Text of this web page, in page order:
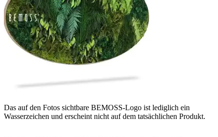
Das auf den Fotos sichtbare BEMOSS-Logo ist lediglich ein
Wasserzeichen und erscheint nicht auf dem tatsächlichen Produkt.